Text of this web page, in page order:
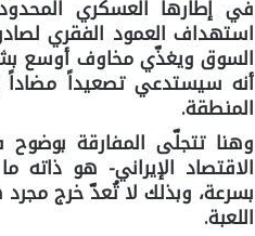
في إطارها العسكري
استهداف العمود الفقري
السوق ويغذّي مخاوف أوسع
أنه سيستدعي تصعيداً
المنطقة.
وهنا تتجلّى المفارقة
الاقتصاد الإيراني- هو
بسرعة، وبذلك لا تُعدّ خرج
اللعبة.